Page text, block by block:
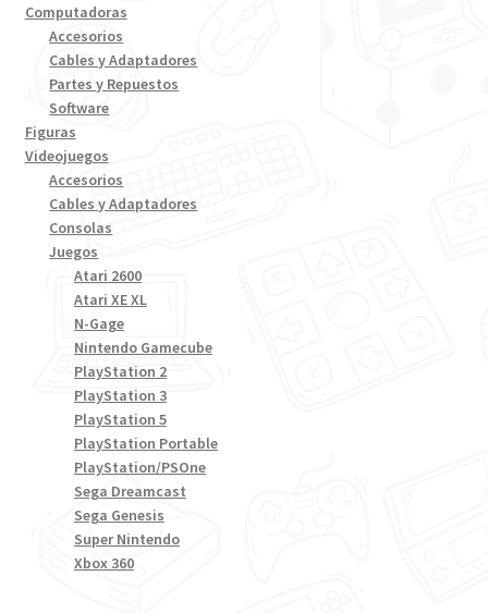
Computadoras
Accesorios
Cables y Adaptadores
Partes y Repuestos
Software
Figuras
Videojuegos
Accesorios
Cables y Adaptadores
Consolas
Juegos
Atari 2600
Atari XE XL
N-Gage
Nintendo Gamecube
PlayStation 2
PlayStation 3
PlayStation 5
PlayStation Portable
PlayStation/PSOne
Sega Dreamcast
Sega Genesis
Super Nintendo
Xbox 360